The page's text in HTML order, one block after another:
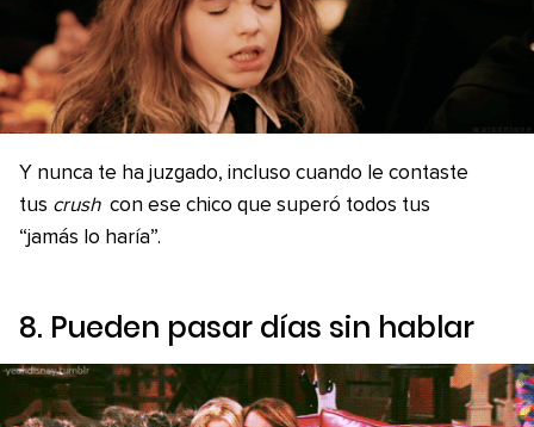
Y nunca te ha juzgado, incluso cuando le contaste
tus crush con ese chico que superó todos tus
“jamás lo haría”.
8. Pueden pasar días sin hablar